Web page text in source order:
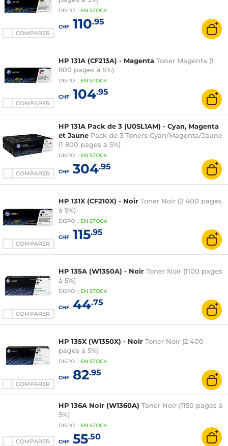
COMPARER
DISPO : EN STOCK
CHF110.95
COMPARER
HP 131A (CF213A) - Magenta Toner Magenta (1
800 pages à 5%)
DISPO : EN STOCK
CHF104.95
COMPARER
HP 131A Pack de 3 (U0SL1AM) - Cyan, Magenta
et Jaune Pack de 3 Toners Cyan/Magenta/Jaune
(1 800 pages à 5%)
DISPO : EN STOCK
CHF304.95
COMPARER
HP 131X (CF210X) - Noir Toner Noir (2 400 pages
à 5%)
DISPO : EN STOCK
CHF115.95
COMPARER
HP 135A (W1350A) - Noir Toner Noir (1100 pages
à 5%)
DISPO : EN STOCK
CHF44.75
COMPARER
HP 135X (W1350X) - Noir Toner Noir (2 400
pages à 5%)
DISPO : EN STOCK
CHF82.95
COMPARER
HP 136A Noir (W1360A) Toner Noir (1150 pages à
5%)
DISPO : EN STOCK
CHF55.50